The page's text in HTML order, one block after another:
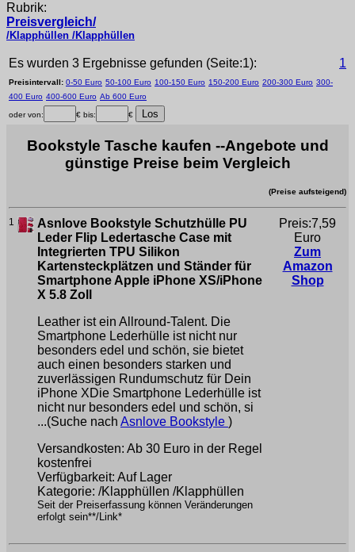
Rubrik:
Preisvergleich/
/Klapphüllen /Klapphüllen
Es wurden 3 Ergebnisse gefunden (Seite:1): 1
Preisintervall: 0-50 Euro 50-100 Euro 100-150 Euro 150-200 Euro 200-300 Euro 300-
400 Euro 400-600 Euro Ab 600 Euro
oder von: € bis: €
Bookstyle Tasche kaufen --Angebote und
günstige Preise beim Vergleich
(Preise aufsteigend)
1
Asnlove Bookstyle Schutzhülle PU
Leder Flip Ledertasche Case mit
Integrierten TPU Silikon
Kartensteckplätzen und Ständer für
Smartphone Apple iPhone XS/iPhone
X 5.8 Zoll
Leather ist ein Allround-Talent. Die
Smartphone Lederhülle ist nicht nur
besonders edel und schön, sie bietet
auch einen besonders starken und
zuverlässigen Rundumschutz für Dein
iPhone XDie Smartphone Lederhülle ist
nicht nur besonders edel und schön, si
...(Suche nach Asnlove Bookstyle )
Versandkosten: Ab 30 Euro in der Regel
kostenfrei
Verfügbarkeit: Auf Lager
Kategorie: /Klapphüllen /Klapphüllen
Seit der Preiserfassung können Veränderungen
erfolgt sein**/Link*
Preis:7,59
Euro
Zum
Amazon
Shop